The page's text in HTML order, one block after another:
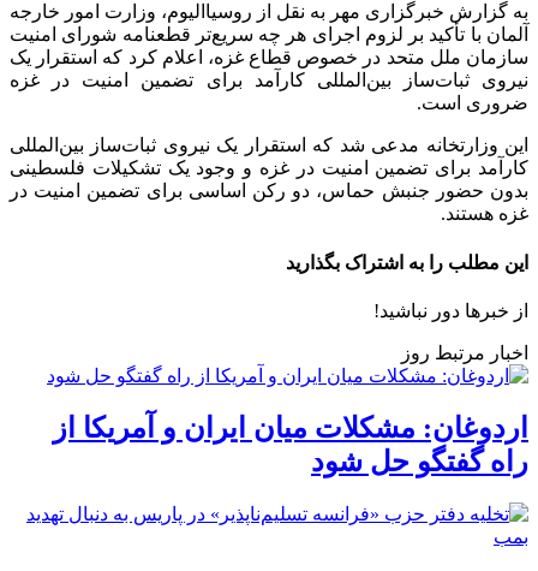
به گزارش خبرگزاری مهر به نقل از روسیاالیوم، وزارت امور خارجه
آلمان با تأکید بر لزوم اجرای هر چه سریع‌تر قطعنامه شورای امنیت
سازمان ملل متحد در خصوص قطاع غزه، اعلام کرد که استقرار یک
نیروی ثبات‌ساز بین‌المللی کارآمد برای تضمین امنیت در غزه
ضروری است.
این وزارتخانه مدعی شد که استقرار یک نیروی ثبات‌ساز بین‌المللی
کارآمد برای تضمین امنیت در غزه و وجود یک تشکیلات فلسطینی
بدون حضور جنبش حماس، دو رکن اساسی برای تضمین امنیت در
غزه هستند.
این مطلب را به اشتراک بگذارید
از خبرها دور نباشید!
اخبار مرتبط روز
اردوغان: مشکلات میان ایران و آمریکا از
راه گفتگو حل شود